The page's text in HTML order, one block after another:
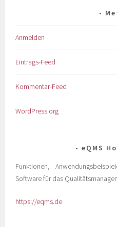
Anmelden
Eintrags-Feed
Kommentar-Feed
WordPress.org
eQMS
Funktionen,
Software für das
https://eqms.de